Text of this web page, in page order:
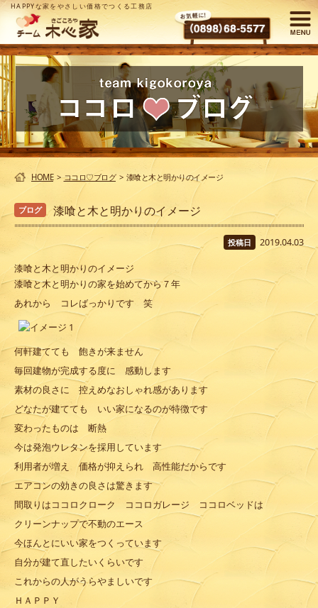
HAPPYな家をやさしい価格でつくる工務店
HOME > ココロ♡ブログ > 漆喰と木と明かりのイメージ
ブログ 漆喰と木と明かりのイメージ
投稿日 2019.04.03
漆喰と木と明かりのイメージ
漆喰と木と明かりの家を始めてから７年
あれから コレばっかりです 笑
何軒建てても 飽きが来ません
毎回建物が完成する度に 感動します
素材の良さに 控えめなおしゃれ感があります
どなたが建てても いい家になるのが特徴です
変わったものは 断熱
今は発泡ウレタンを採用しています
利用者が増え 価格が抑えられ 高性能だからです
エアコンの効きの良さは驚きます
間取りはココロクローク ココロガレージ ココロベッドは
クリーンナップで不動のエース
今ほんとにいい家をつくっています
自分が建て直したいくらいです
これからの人がうらやましいです
ＨＡＰＰＹ